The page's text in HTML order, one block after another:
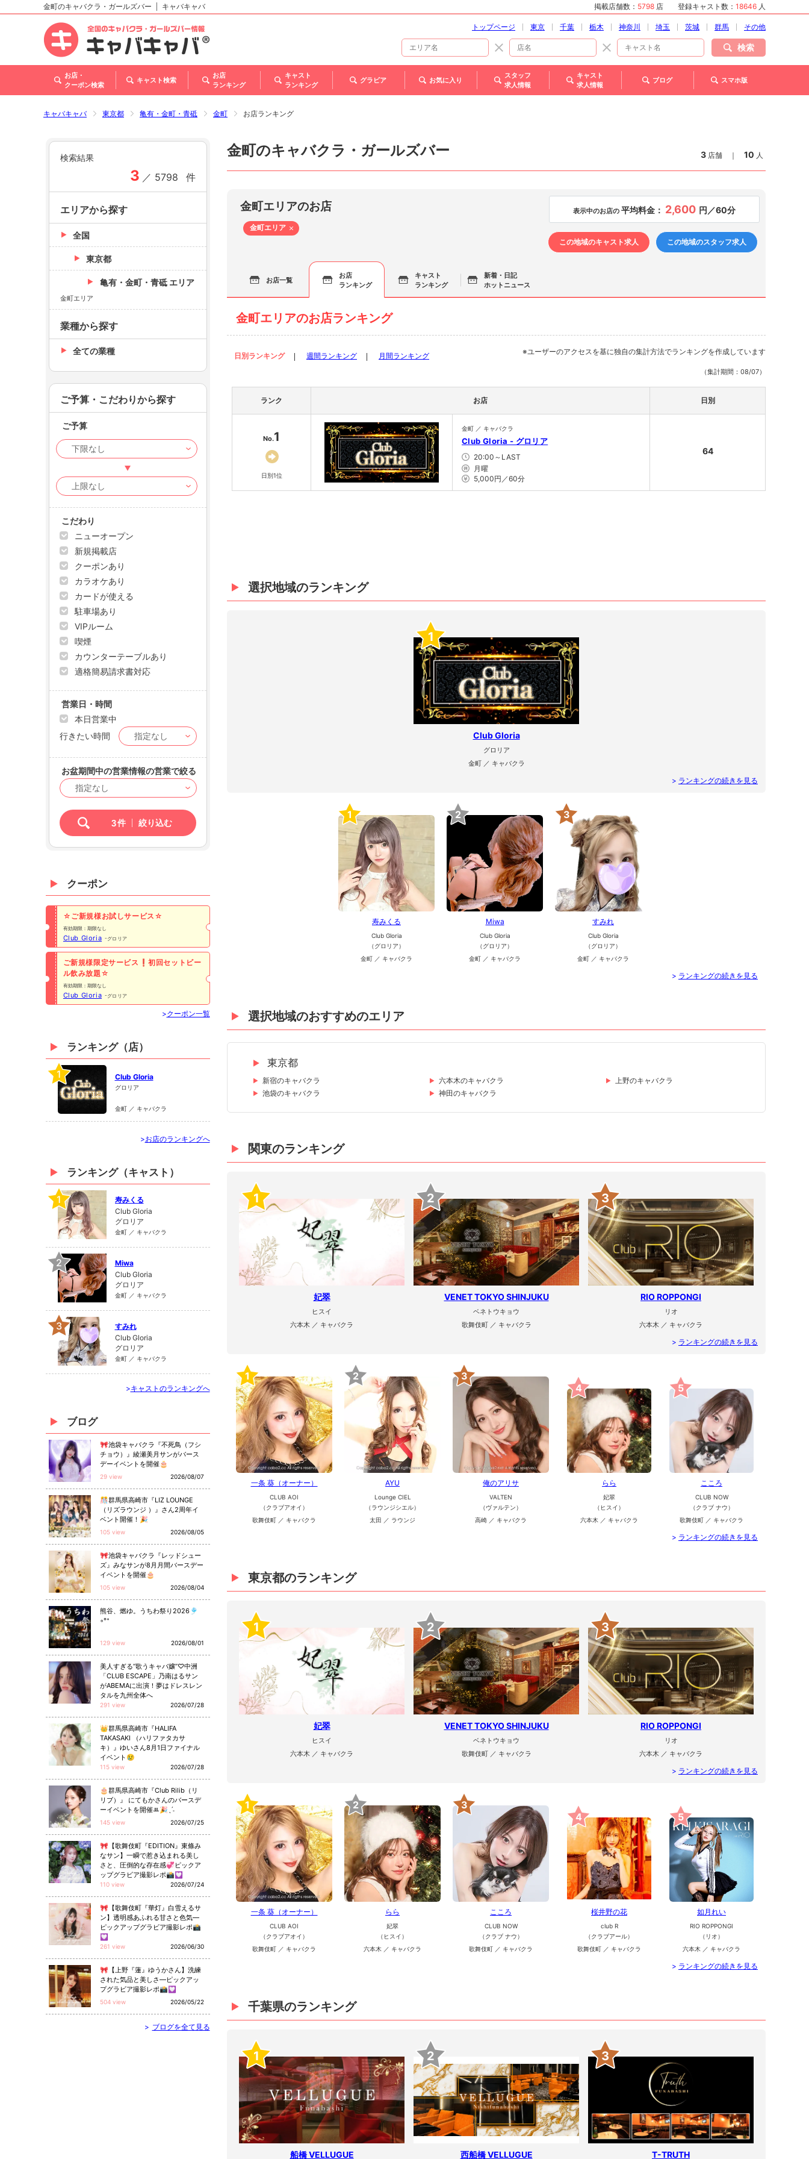
北海道
東北
甲信越・北陸
関西
金町のキャバクラ・ガールズバー キャバキャバ 掲載店舗数： 5798 店 登録キャスト数： 18646 人
トップページ 東京 千葉 栃木 神奈川 埼玉 茨城 群馬 その他
検索
お店・
クーポン検索
キャスト検索
お店
ランキング
キャスト
ランキング
グラビア お気に入り
スタッフ
求人情報
キャスト
求人情報
ブログ スマホ版
キャバキャバ 東京都 亀有・金町・青砥 金町 お店ランキング
金町のキャバクラ・ガールズバー 3 店舗 ｜ 10 人
金町エリアのお店 表示中のお店の 平均料金： 2,600 円／60分
金町エリア
この地域のキャスト求人
この地域のスタッフ求人
お店一覧
お店
ランキング
キャスト
ランキング
新着・日記
ホットニュース
金町エリアのお店ランキング
日別ランキング 週間ランキング 月間ランキング ※ユーザーのアクセスを基に独自の集計方法でランキングを作成しています
（集計期間：08/07）
ランク お店 日別
No.1
日別1位
金町 ／ キャバクラ
Club Gloria - グロリア
20:00～LAST
月曜
5,000円／60分
64
選択地域のランキング
1
Club Gloria
グロリア
金町 ／ キャバクラ
> ランキングの続きを見る
1
寿みくる
Club Gloria
（グロリア）
金町 ／ キャバクラ
2
Miwa
Club Gloria
（グロリア）
金町 ／ キャバクラ
3
すみれ
Club Gloria
（グロリア）
金町 ／ キャバクラ
> ランキングの続きを見る
選択地域のおすすめのエリア
東京都
新宿のキャバクラ 六本木のキャバクラ
上野のキャバクラ
池袋のキャバクラ
神田のキャバクラ
関東のランキング
1
妃翠
ヒスイ
六本木 ／ キャバクラ
2
VENET TOKYO SHINJUKU
ベネトウキョウ
歌舞伎町 ／ キャバクラ
3
RIO ROPPONGI
リオ
六本木 ／ キャバクラ
> ランキングの続きを見る
1
一条 葵（オーナー）
CLUB AOI
（クラブアオイ）
歌舞伎町 ／ キャバクラ
2
AYU
Lounge CIEL
（ラウンジシエル）
太田 ／ ラウンジ
3
俺のアリサ
VALTEN
（ヴァルテン）
高崎 ／ キャバクラ
4
らら
妃翠
（ヒスイ）
六本木 ／ キャバクラ
5
こころ
CLUB NOW
（クラブ ナウ）
歌舞伎町 ／ キャバクラ
> ランキングの続きを見る
東京都のランキング
1
妃翠
ヒスイ
六本木 ／ キャバクラ
2
VENET TOKYO SHINJUKU
ベネトウキョウ
歌舞伎町 ／ キャバクラ
3
RIO ROPPONGI
リオ
六本木 ／ キャバクラ
> ランキングの続きを見る
1
一条 葵（オーナー）
CLUB AOI
（クラブアオイ）
歌舞伎町 ／ キャバクラ
2
らら
妃翠
（ヒスイ）
六本木 ／ キャバクラ
3
こころ
CLUB NOW
（クラブ ナウ）
歌舞伎町 ／ キャバクラ
4
桜井野の花
club R
（クラブアール）
歌舞伎町 ／ キャバクラ
5
如月れい
RIO ROPPONGI
（リオ）
六本木 ／ キャバクラ
> ランキングの続きを見る
千葉県のランキング
1
船橋 VELLUGUE
2
西船橋 VELLUGUE
3
T-TRUTH
検索結果
3 ／ 5798 件
エリアから探す
全国
東京都
亀有・金町・青砥 エリア
金町エリア
業種から探す
全ての業種
ご予算・こだわりから探す
ご予算
こだわり
ニューオープン
新規掲載店
クーポンあり
カラオケあり
カードが使える
駐車場あり
VIPルーム
喫煙
カウンターテーブルあり
適格簡易請求書対応
営業日・時間
本日営業中
行きたい時間
お盆期間中の営業情報の営業で絞る
3件 絞り込む
クーポン
☆ご新規様お試しサービス☆
有効期限：期限なし
Club Gloria グロリア
ご新規様限定サービス❗️初回セットビー
ル飲み放題☆
有効期限：期限なし
Club Gloria グロリア
>クーポン一覧
ランキング（店）
1 Club Gloria
グロリア
金町 ／ キャバクラ
>お店のランキングへ
ランキング（キャスト）
1
寿みくる
Club Gloria
グロリア
金町 ／ キャバクラ
2
Miwa
Club Gloria
グロリア
金町 ／ キャバクラ
3
すみれ
Club Gloria
グロリア
金町 ／ キャバクラ
>キャストのランキングへ
ブログ
🎀池袋キャバクラ『不死鳥（フシ
チョウ）』綾瀬美月サンがバース
デーイベントを開催🎂
29 view 2026/08/07
🎊群馬県高崎市『LIZ LOUNGE
（リズラウンジ ）』さん2周年イ
ベント開催！🎉
105 view 2026/08/05
🎀池袋キャバクラ『レッドシュー
ズ』みなサンが8月月間バースデー
イベントを開催🎂
105 view 2026/08/04
熊谷、燃ゆ。うちわ祭り2026🎐
◦°⁺
129 view 2026/08/01
美人すぎる“歌うキャバ嬢”♡中洲
「CLUB ESCAPE」乃南はるサン
がABEMAに出演！夢はドレスレン
タルを九州全体へ
291 view 2026/07/28
👑群馬県高崎市『HALIFA
TAKASAKI （ハリファタカサ
キ）』ゆいさん8月1日ファイナル
イベント😢
115 view 2026/07/28
🎂群馬県高崎市『Club Rilib（リ
リブ）』 にてもかさんのバースデ
ーイベントを開催ꔛ🎉ˎˊ˗
145 view 2026/07/25
🎀【歌舞伎町『EDITION』東條み
なサン】一瞬で惹き込まれる美し
さと、圧倒的な存在感💞ピックア
ップグラビア撮影レポ📸💟
110 view 2026/07/24
🎀【歌舞伎町『華灯』白雪えるサ
ン】透明感あふれる甘さと色気—
ピックアップグラビア撮影レポ📸
💟
261 view 2026/06/30
🎀【上野『蓮』ゆうかさん】洗練
された気品と美しさ—ピックアッ
プグラビア撮影レポ📸💟
504 view 2026/05/22
> ブログを全て見る